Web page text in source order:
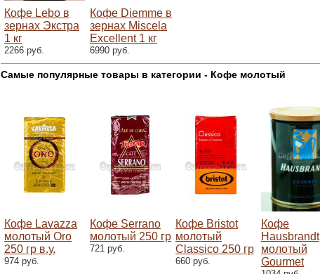
Кофе Lebo в
зернах Экстра
1 кг
2266 руб.
Кофе Diemme в
зернах Miscela
Excellent 1 кг
6990 руб.
Самые популярные товары в категории - Кофе молотый
Кофе Lavazza
молотый Oro
250 гр в.у.
974 руб.
Кофе Serrano
молотый 250 гр
721 руб.
Кофе Bristot
молотый
Classico 250 гр
660 руб.
Кофе
Hausbrandt
молотый
Gourmet